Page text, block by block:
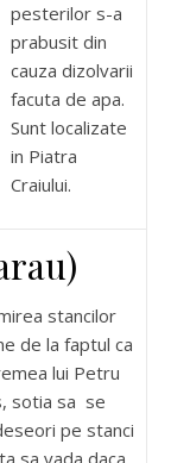
pesterilor s-a
prabusit din
cauza dizolvarii
facuta de apa.
Sunt localizate
in Piatra
Craiului.
stancilor
de la faptul ca
lui Petru
sotia sa se
pe stanci